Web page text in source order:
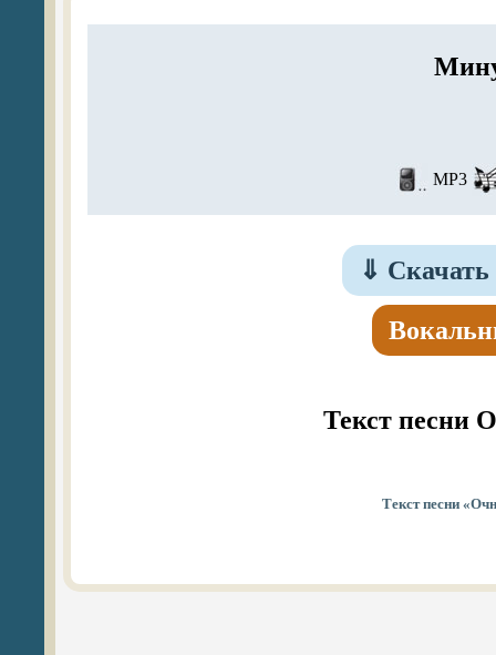
MP3
⇓
Текст песни
Текст песни